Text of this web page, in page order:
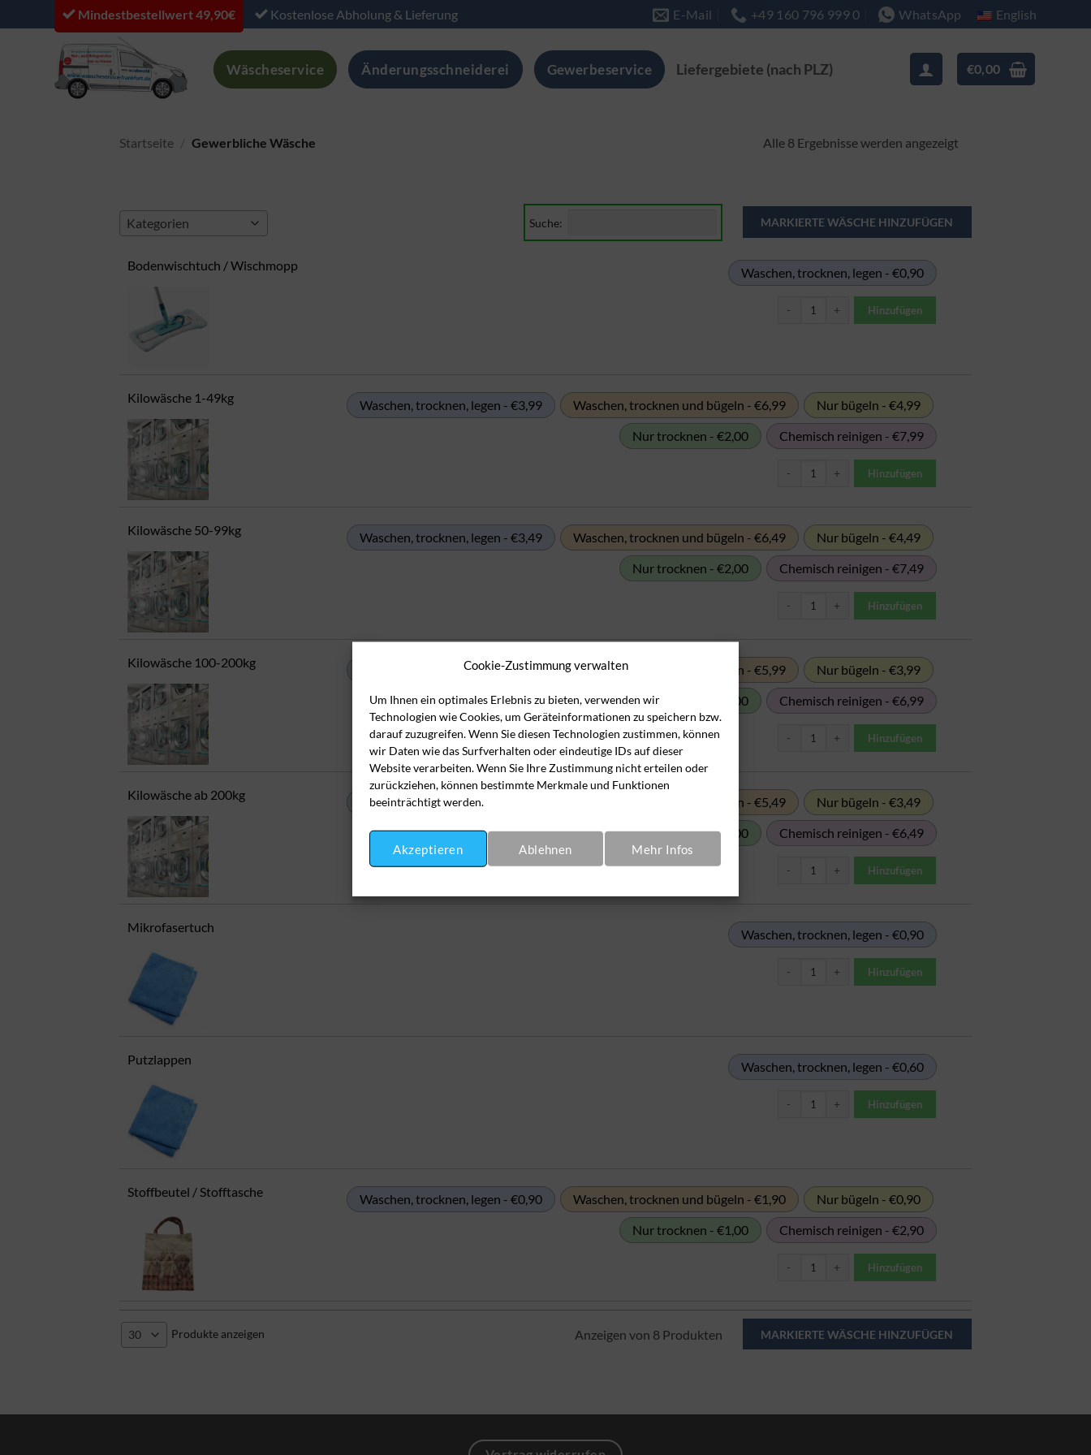
Cookie-Zustimmung verwalten
Um Ihnen ein optimales Erlebnis zu bieten, verwenden wir
Technologien wie Cookies, um Geräteinformationen zu speichern bzw.
darauf zuzugreifen. Wenn Sie diesen Technologien zustimmen, können
wir Daten wie das Surfverhalten oder eindeutige IDs auf dieser
Website verarbeiten. Wenn Sie Ihre Zustimmung nicht erteilen oder
zurückziehen, können bestimmte Merkmale und Funktionen
beeinträchtigt werden.
Akzeptieren Ablehnen Mehr Infos
Inhalt
Mindestbestellwert 49,90€ Kostenlose Abholung & Lieferung E-Mail +49 160 796 999 0 WhatsApp English
Wäscheservice Änderungsschneiderei Gewerbeservice Liefergebiete (nach PLZ) €0,00
Startseite Gewerbliche Wäsche Alle 8 Ergebnisse werden angezeigt
Kategorien Suche:
Bodenwischtuch / Wischmopp Waschen, trocknen, legen - €0,90
Hinzufügen
Kilowäsche 1-49kg Waschen, trocknen, legen - €3,99 Waschen, trocknen und bügeln - €6,99
Nur bügeln - €4,99
Nur trocknen - €2,00
Chemisch reinigen - €7,99
Hinzufügen
Kilowäsche 50-99kg Waschen, trocknen, legen - €3,49 Waschen, trocknen und bügeln - €6,49
Nur bügeln - €4,49
Nur trocknen - €2,00
Chemisch reinigen - €7,49
Hinzufügen
Kilowäsche 100-200kg Waschen, trocknen, legen - €2,99 Waschen, trocknen und bügeln - €5,99
Nur bügeln - €3,99
Nur trocknen - €2,00
Chemisch reinigen - €6,99
Hinzufügen
Kilowäsche ab 200kg Waschen, trocknen, legen - €2,49 Waschen, trocknen und bügeln - €5,49
Nur bügeln - €3,49
Nur trocknen - €2,00
Chemisch reinigen - €6,49
Hinzufügen
Mikrofasertuch Waschen, trocknen, legen - €0,90
Hinzufügen
Putzlappen Waschen, trocknen, legen - €0,60
Hinzufügen
Stoffbeutel / Stofftasche Waschen, trocknen, legen - €0,90 Waschen, trocknen und bügeln - €1,90
Nur bügeln - €0,90
Nur trocknen - €1,00
Chemisch reinigen - €2,90
Hinzufügen
30 Produkte anzeigen Anzeigen von 8 Produkten